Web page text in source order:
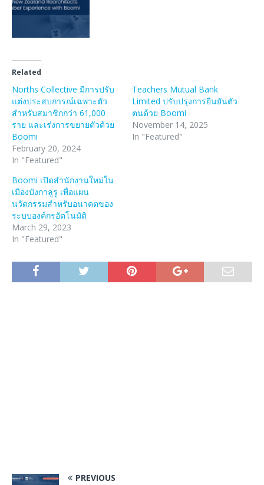
Related
Norths Collective มีการปรับ
แต่งประสบการณ์เฉพาะตัว
สำหรับสมาชิกกว่า 61,000
ราย และเร่งการขยายตัวด้วย
Boomi
February 20, 2024
In "Featured"
Teachers Mutual Bank
Limited ปรับปรุงการยืนยันตัว
ตนด้วย Boomi
November 14, 2025
In "Featured"
Boomi เปิดสำนักงานใหม่ใน
เมืองบังกาลูรู เพื่อแผน
นวัตกรรมสำหรับอนาคตของ
ระบบองค์กรอัตโนมัติ
March 29, 2023
In "Featured"
PREVIOUS